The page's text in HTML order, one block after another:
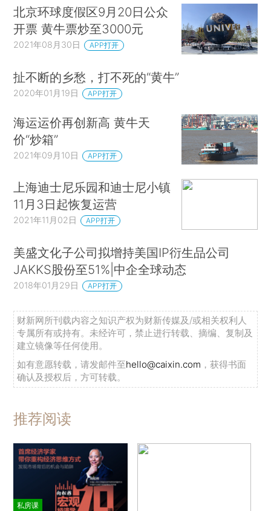
北京环球度假区9月20日公众
开票 黄牛票炒至3000元
2021年08月30日 APP打开
扯不断的乡愁，打不死的“黄牛”
2020年01月19日 APP打开
海运运价再创新高 黄牛天
价“炒箱”
2021年09月10日 APP打开
上海迪士尼乐园和迪士尼小镇
11月3日起恢复运营
2021年11月02日 APP打开
美盛文化子公司拟增持美国IP衍生品公司
JAKKS股份至51%|中企全球动态
2018年01月29日 APP打开
财新网所刊载内容之知识产权为财新传媒及/或相关权利人
专属所有或持有。未经许可，禁止进行转载、摘编、复制及
建立镜像等任何使用。
如有意愿转载，请发邮件至hello@caixin.com ，获得书面
确认及授权后，方可转载。
推荐阅读
私房课